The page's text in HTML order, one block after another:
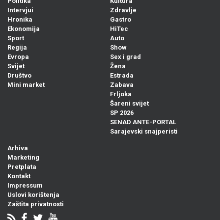
Intervjui
Hronika
Ekonomija
Sport
Regija
Evropa
Svijet
Društvo
Mini market
Zdravlje
Gastro
HiTec
Auto
Show
Sex i grad
Žena
Estrada
Zabava
Frljoka
Šareni svijet
SP 2026
SENAD ANTE-PORTAL
Sarajevski snajperisti
Arhiva
Marketing
Pretplata
Kontakt
Impressum
Uslovi korištenja
Zaštita privatnosti